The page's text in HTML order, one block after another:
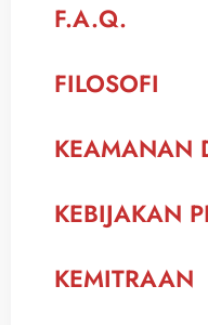
F.A.Q.
FILOSOFI
KEAMANAN
KEBIJAKAN
KEMITRAAN